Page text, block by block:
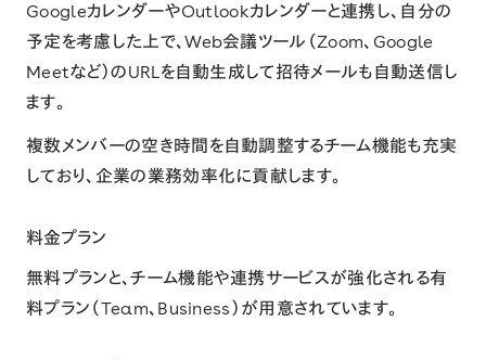
GoogleカレンダーやOutlookカレンダーと連携し、自分の
予定を考慮した上で、Web会議ツール（Zoom、Google
Meetなど）のURLを自動生成して招待メールも自動送信し
ます。
複数メンバーの空き時間を自動調整するチーム機能も充実
しており、企業の業務効率化に貢献します。
料金プラン
無料プランと、チーム機能や連携サービスが強化される有
料プラン（Team、Business）が用意されています。